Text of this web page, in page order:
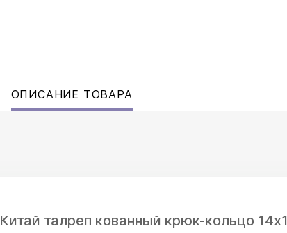
ОПИСАНИЕ ТОВАРА
Китай талреп кованный крюк-кольцо